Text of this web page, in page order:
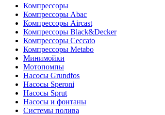
Компрессоры
Компрессоры Abac
Компрессоры Aircast
Компрессоры Black&Decker
Компрессоры Ceccato
Компрессоры Metabo
Минимойки
Мотопомпы
Насосы Grundfos
Насосы Speroni
Насосы Sprut
Насосы и фонтаны
Системы полива